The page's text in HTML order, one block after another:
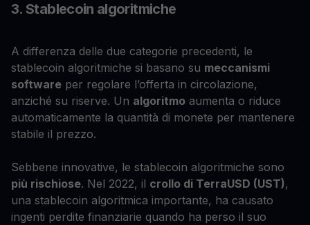
3. Stablecoin algoritmiche
A differenza delle due categorie precedenti, le
stablecoin algoritmiche si basano su meccanismi
software per regolare l’offerta in circolazione,
anziché su riserve. Un algoritmo aumenta o riduce
automaticamente la quantità di monete per mantenere
stabile il prezzo.
Sebbene innovative, le stablecoin algoritmiche sono
più rischiose. Nel 2022, il crollo di TerraUSD (UST),
una stablecoin algoritmica importante, ha causato
ingenti perdite finanziarie quando ha perso il suo